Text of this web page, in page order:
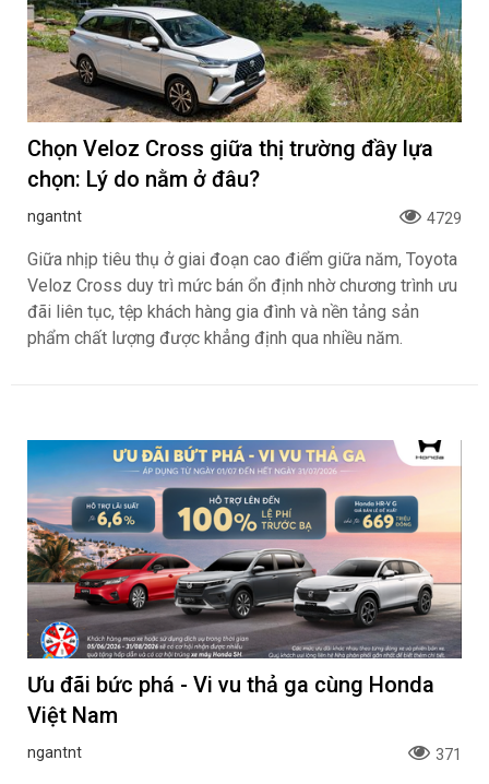
Chọn Veloz Cross giữa thị trường đầy lựa
chọn: Lý do nằm ở đâu?
ngantnt 4729
Giữa nhịp tiêu thụ ở giai đoạn cao điểm giữa năm, Toyota
Veloz Cross duy trì mức bán ổn định nhờ chương trình ưu
đãi liên tục, tệp khách hàng gia đình và nền tảng sản
phẩm chất lượng được khẳng định qua nhiều năm.
Ưu đãi bức phá - Vi vu thả ga cùng Honda
Việt Nam
ngantnt 371